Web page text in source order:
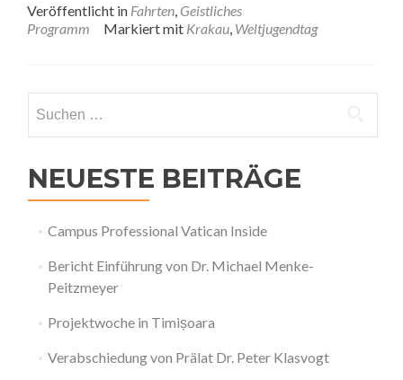
Veröffentlicht in Fahrten, Geistliches
Programm
Markiert mit Krakau, Weltjugendtag
nach:
NEUESTE BEITRÄGE
Campus Professional Vatican Inside
Bericht Einführung von Dr. Michael Menke-
Peitzmeyer
Projektwoche in Timișoara
Verabschiedung von Prälat Dr. Peter Klasvogt